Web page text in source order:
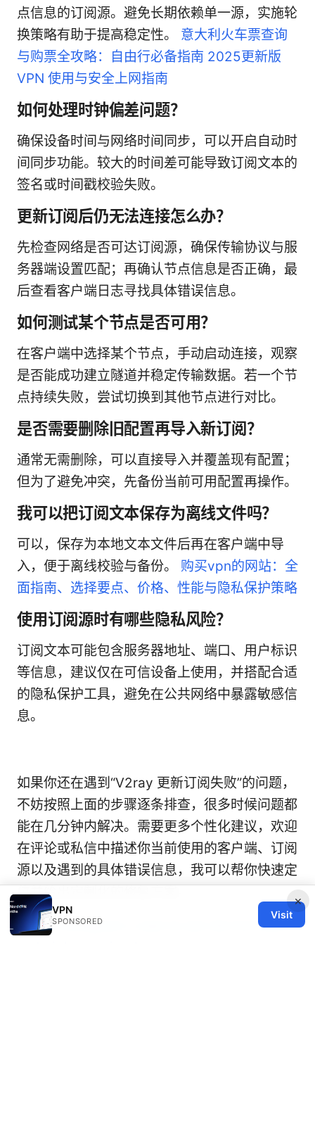
点信息的订阅源。避免长期依赖单一源，实施轮
换策略有助于提高稳定性。 意大利火车票查询
与购票全攻略：自由行必备指南 2025更新版
VPN 使用与安全上网指南
如何处理时钟偏差问题？
确保设备时间与网络时间同步，可以开启自动时
间同步功能。较大的时间差可能导致订阅文本的
签名或时间戳校验失败。
更新订阅后仍无法连接怎么办？
先检查网络是否可达订阅源，确保传输协议与服
务器端设置匹配；再确认节点信息是否正确，最
后查看客户端日志寻找具体错误信息。
如何测试某个节点是否可用？
在客户端中选择某个节点，手动启动连接，观察
是否能成功建立隧道并稳定传输数据。若一个节
点持续失败，尝试切换到其他节点进行对比。
是否需要删除旧配置再导入新订阅？
通常无需删除，可以直接导入并覆盖现有配置；
但为了避免冲突，先备份当前可用配置再操作。
我可以把订阅文本保存为离线文件吗？
可以，保存为本地文本文件后再在客户端中导
入，便于离线校验与备份。 购买vpn的网站：全
面指南、选择要点、价格、性能与隐私保护策略
使用订阅源时有哪些隐私风险？
订阅文本可能包含服务器地址、端口、用户标识
等信息，建议仅在可信设备上使用，并搭配合适
的隐私保护工具，避免在公共网络中暴露敏感信
息。
如果你还在遇到“V2ray 更新订阅失败”的问题，
不妨按照上面的步骤逐条排查，很多时候问题都
能在几分钟内解决。需要更多个性化建议，欢迎
在评论或私信中描述你当前使用的客户端、订阅
源以及遇到的具体错误信息，我可以帮你快速定
位并给出定制化的修复方案。
Como configurar y usar la vpn de microsoft
×
VPN
SPONSORED
Visit